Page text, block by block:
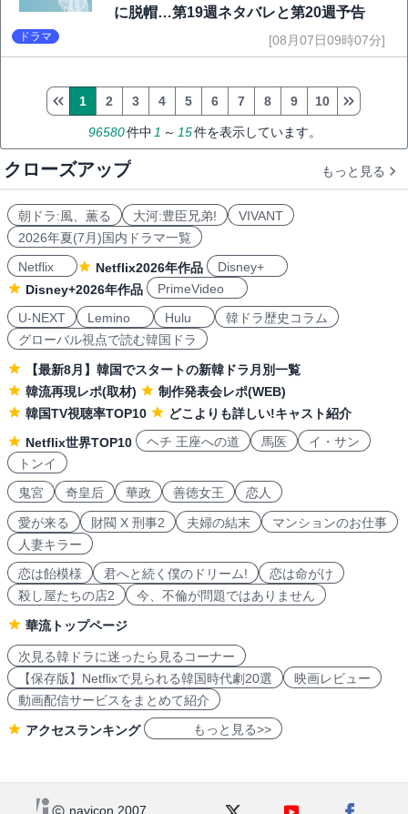
に脱帽…第19週ネタバレと第20週予告
ドラマ [08月07日09時07分]
96580件中 1 ～ 15件を表示しています。
1 2 3 4 5 6 7 8 9 10
クローズアップ もっと見る
朝ドラ:風、薫る 大河:豊臣兄弟!
VIVANT
2026年夏(7月)国内ドラマ一覧
Netflix
Netflix2026年作品
Disney+
Disney+2026年作品
PrimeVideo
U-NEXT
Lemino Hulu
韓ドラ歴史コラム
グローバル視点で読む韓国ドラ
【最新8月】韓国でスタートの新韓ドラ月別一覧
韓流再現レポ(取材)
制作発表会レポ(WEB)
韓国TV視聴率TOP10
どこよりも詳しい!キャスト紹介
Netflix世界TOP10
ヘチ 王座への道 馬医
イ・サン
トンイ
鬼宮
奇皇后 華政 善徳女王 恋人
愛が来る 財閥 X 刑事2 夫婦の結末
マンションのお仕事
人妻キラー
恋は飴模様
君へと続く僕のドリーム!
恋は命がけ
殺し屋たちの店2
今、不倫が問題ではありません
華流トップページ
次見る韓ドラに迷ったら見るコーナー
【保存版】Netflixで見られる韓国時代劇20選
映画レビュー
動画配信サービスをまとめて紹介
アクセスランキング もっと見る>>
navicon 2007